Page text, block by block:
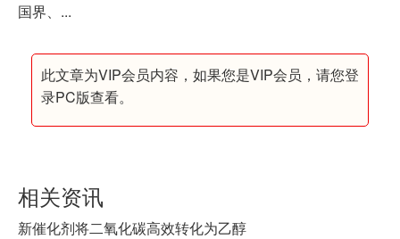
国界、...
此文章为VIP会员内容，如果您是VIP会员，请您登
录PC版查看。
相关资讯
新催化剂将二氧化碳高效转化为乙醇